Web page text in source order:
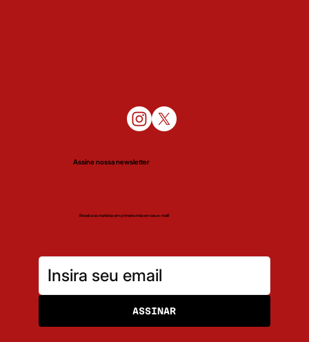
Assine nossa newsletter
Receba as matérias em primeira mão em seu e-mail!
ASSINAR